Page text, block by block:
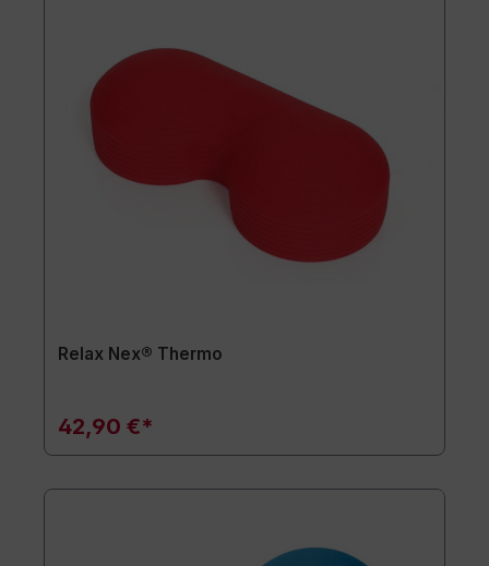
Relax Nex® Thermo
42,90 €*